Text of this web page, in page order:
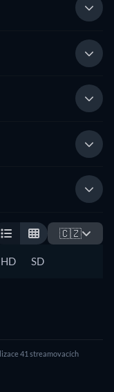
🇨🇿
HD SD
41 streamovacích